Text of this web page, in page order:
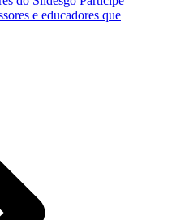
e educadores que